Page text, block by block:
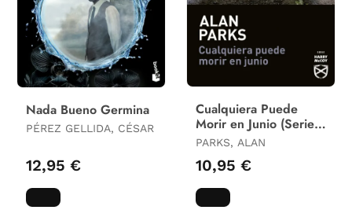
Nada Bueno Germina
PÉREZ GELLIDA, CÉSAR
12,95 €
Cualquiera Puede
Morir en Junio (Serie
Harry Mccoy, 6)
PARKS, ALAN
10,95 €